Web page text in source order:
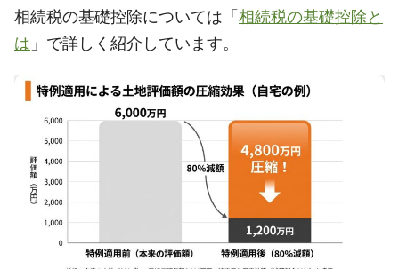
相続税の基礎控除については「 相続税の基礎控除と
は 」で詳しく紹介しています。